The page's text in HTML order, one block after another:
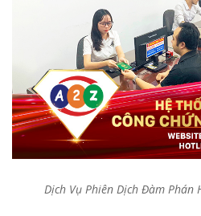
Dịch Vụ Phiên Dịch Đàm Phán